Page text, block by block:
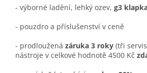
- výborné ladění, lehký ozev, g3
- pouzdro a příslušenství v ceně
- prodloužená záruka 3 roky (tři
nástroje v celkové hodnotě 4500 Kč